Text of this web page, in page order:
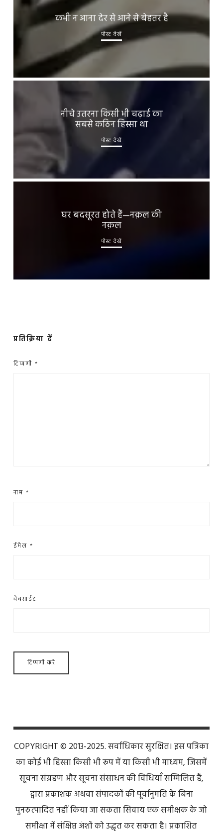
कभी न आना देर से आने से बेहतर है
पोस्ट देखें
नीचे उतरना किसी भी चढ़ाई का
सबसे कठिन हिस्सा था
पोस्ट देखें
घर बदसूरत होते हैं—नक़ल की
नक़ल
पोस्ट देखें
प्रतिक्रिया दें
टिप्पणी *
नाम *
ईमेल *
वेबसाईट
COPYRIGHT © 2013-2025. सर्वाधिकार सुरक्षित। इस पत्रिका
का कोई भी हिस्सा किसी भी रूप में या किसी भी माध्यम, जिसमें
सूचना संग्रहण और सूचना संसाधन की विधियाँ सम्मिलित हैं,
द्वारा प्रकाशक अथवा संपादकों की पूर्वानुमति के बिना
पुनरुत्पादित नहीं किया जा सकता सिवाय एक समीक्षक के जो
समीक्षा में संक्षिप्त अंशों को उद्धृत कर सकता है। प्रकाशित